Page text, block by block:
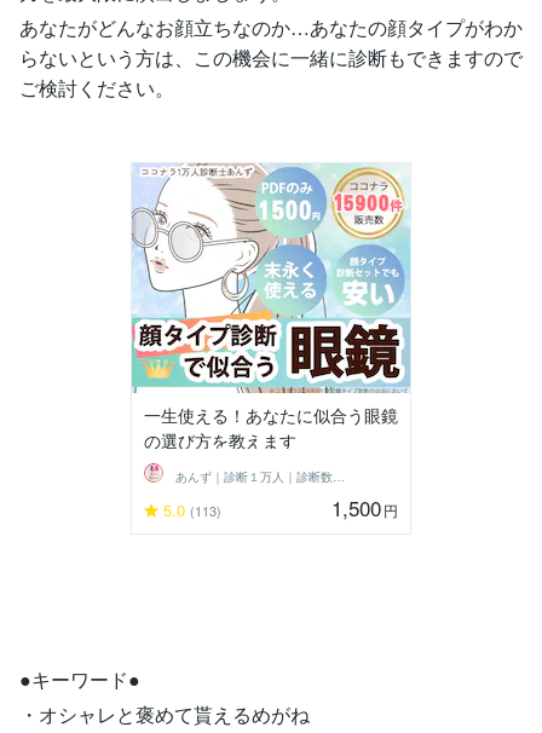
あなたがどんなお顔立ちなのか…あなたの顔タイプがわか
らないという方は、この機会に一緒に診断もできますので
ご検討ください。
一生使える！あなたに似合う眼鏡
の選び方を教えます
あんず｜診断１万人｜診断数１位
5.0 (113) 1,500円
●キーワード●
・オシャレと褒めて貰えるめがね